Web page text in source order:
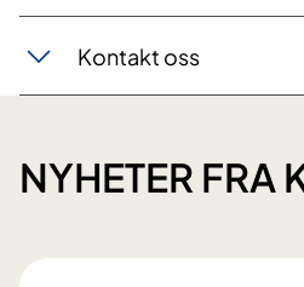
Kontakt oss​
NYHETER FRA